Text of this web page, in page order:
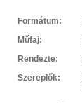
Formátum:
Műfaj:
Rendezte:
Szereplők: